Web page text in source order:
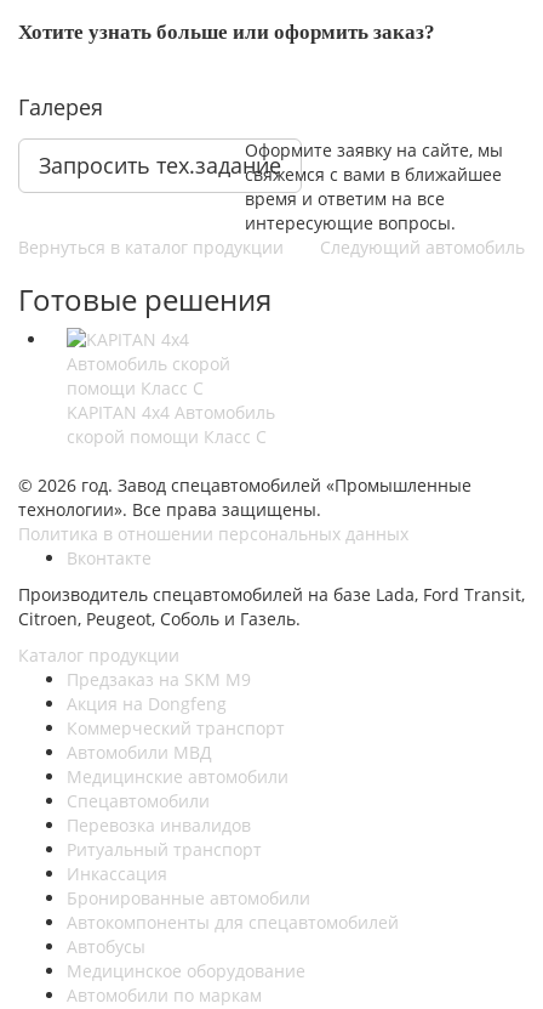
Хотите узнать больше или оформить заказ?
Галерея
Запросить тех.задание
Оформите заявку на сайте, мы
свяжемся с вами в ближайшее
время и ответим на все
интересующие вопросы.
Вернуться в каталог продукции
Следующий автомобиль
Готовые решения
KAPITAN 4х4 Автомобиль
скорой помощи Класс С
© 2026 год. Завод спецавтомобилей «Промышленные
технологии». Все права защищены.
Политика в отношении персональных данных
Вконтакте
Производитель спецавтомобилей на базе Lada, Ford Transit,
Citroen, Peugeot, Соболь и Газель.
Каталог продукции
Предзаказ на SKM M9
Акция на Dongfeng
Коммерческий транспорт
Автомобили МВД
Медицинские автомобили
Спецавтомобили
Перевозка инвалидов
Ритуальный транспорт
Инкассация
Бронированные автомобили
Автокомпоненты для спецавтомобилей
Автобусы
Медицинское оборудование
Автомобили по маркам